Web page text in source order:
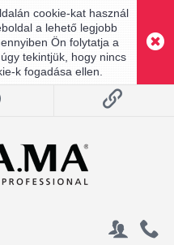
cookie-kat használ
a lehető legjobb
Ön folytatja a
tekintjük, hogy nincs
k fogadása ellen.